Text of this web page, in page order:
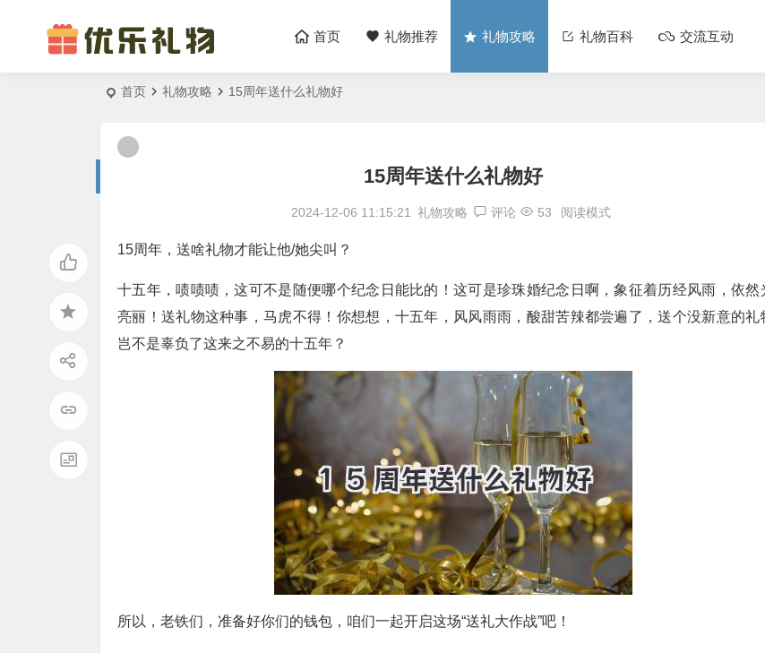
首页 礼物推荐 礼物攻略 礼物百科 交流互动
首页 礼物攻略 15周年送什么礼物好
15周年送什么礼物好
2024-12-06 11:15:21 礼物攻略 评论 53 阅读模式
15周年，送啥礼物才能让他/她尖叫？
十五年，啧啧啧，这可不是随便哪个纪念日能比的！这可是珍珠婚纪念日啊，象征着历经风雨，依然
亮丽！送礼物这种事，马虎不得！你想想，十五年，风风雨雨，酸甜苦辣都尝遍了，送个没新意的礼
岂不是辜负了这来之不易的十五年？
所以，老铁们，准备好你们的钱包，咱们一起开启这场“送礼大作战”吧！